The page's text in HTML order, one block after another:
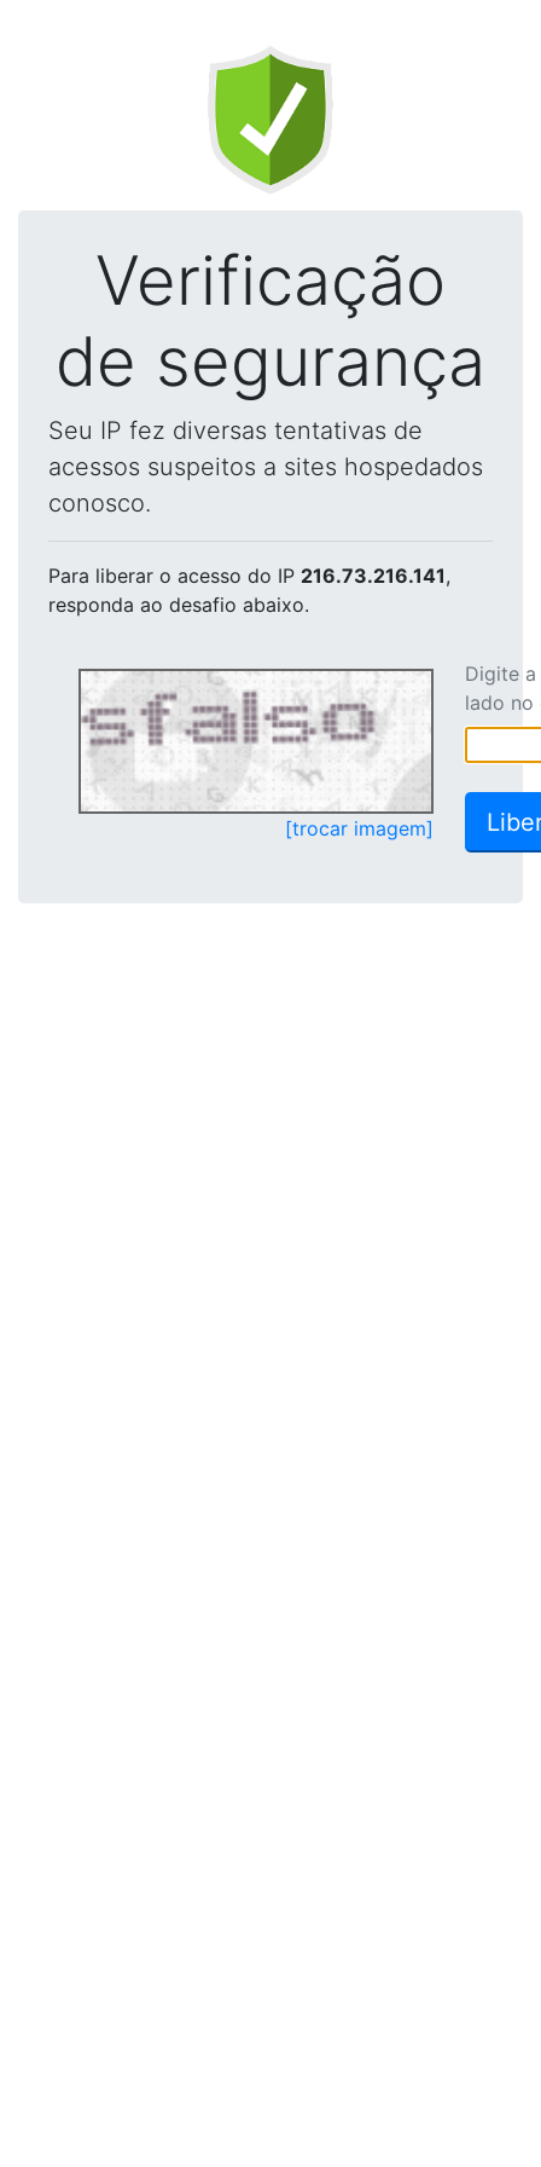
Verificação
de segurança
Seu IP fez diversas tentativas de
acessos suspeitos a sites hospedados
conosco.
Para liberar o acesso do IP 216.73.216.141,
responda ao desafio abaixo.
[trocar imagem]
Digite
lado no